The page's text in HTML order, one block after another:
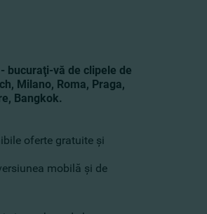
bucuraţi-vă de clipele de
Milano, Roma, Praga,
Bangkok.
oferte gratuite şi
mobilă şi de